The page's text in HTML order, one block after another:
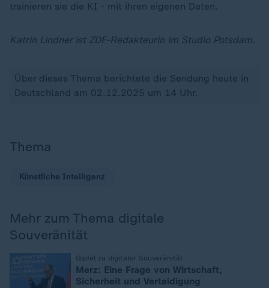
trainieren sie die KI - mit ihren eigenen Daten.
Katrin Lindner ist ZDF-Redakteurin im Studio Potsdam.
Über dieses Thema berichtete die Sendung heute in
Deutschland am 02.12.2025 um 14 Uhr.
Thema
Künstliche Intelligenz
Mehr zum Thema digitale
Souveränität
Gipfel zu digitaler Souveränität
Merz: Eine Frage von Wirtschaft,
Sicherheit und Verteidigung